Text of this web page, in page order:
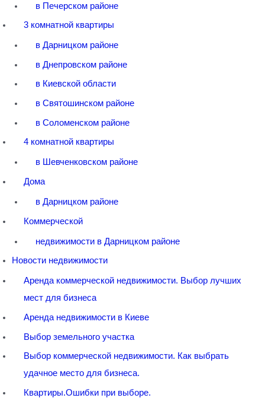
в Печерском районе
3 комнатной квартиры
в Дарницком районе
в Днепровском районе
в Киевской области
в Святошинском районе
в Соломенском районе
4 комнатной квартиры
в Шевченковском районе
Дома
в Дарницком районе
Коммерческой
недвижимости в Дарницком районе
Новости недвижимости
Аренда коммерческой недвижимости. Выбор лучших
мест для бизнеса
Аренда недвижимости в Киеве
Выбор земельного участка
Выбор коммерческой недвижимости. Как выбрать
удачное место для бизнеса.
Квартиры.Ошибки при выборе.